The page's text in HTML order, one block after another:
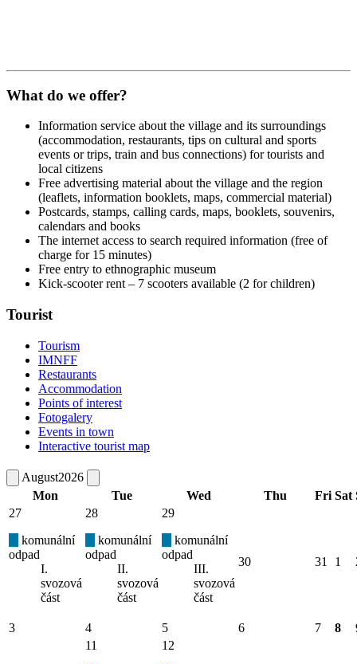
What do we offer?
Information service about the village and its surroundings
(accommodation, restaurants, tips on cultural and sports
events or trips, train and bus connections) for tourists and
local citizens
Free advertising material about the village and the region
(leaflets, information booklets, maps, commercial material)
Postcards, stamps, calling cards, maps, booklets, souvenirs,
calendars and books
The internet access to search required information (free of
charge for 15 minutes)
Free entry to ethnographic museum
Kick-scooter rent – 7 scooters available (2 for children)
Tourist
Tourism
IMNFF
Restaurants
Accommodation
Points of interest
Fotogalery
Events in town
Interactive tourist map
August2026
Mon
Tue Wed Thu Fri Sat
27
komunální
odpad
I.
svozová
část
28
komunální
odpad
II.
svozová
část
29
komunální
odpad
III.
svozová
část
30 31 1
3 4 5 6 7 8
11
12